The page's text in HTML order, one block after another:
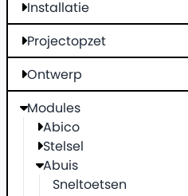
Installatie
Projectopzet
Ontwerp
Modules
Abico
Stelsel
Abuis
Sneltoetsen